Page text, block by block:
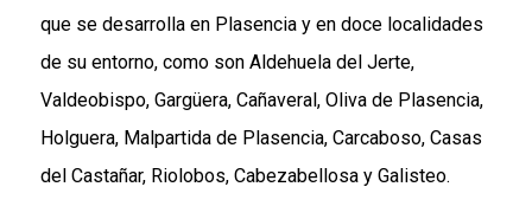
que se desarrolla en Plasencia y en doce localidades
de su entorno, como son Aldehuela del Jerte,
Valdeobispo, Gargüera, Cañaveral, Oliva de Plasencia,
Holguera, Malpartida de Plasencia, Carcaboso, Casas
del Castañar, Riolobos, Cabezabellosa y Galisteo.